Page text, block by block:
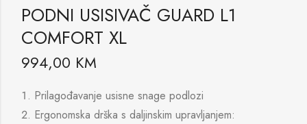
PODNI USISIVAČ GUARD L1
COMFORT XL
994,00 KM
Prilagođavanje usisne snage podlozi
Ergonomska drška s daljinskim upravljanjem: